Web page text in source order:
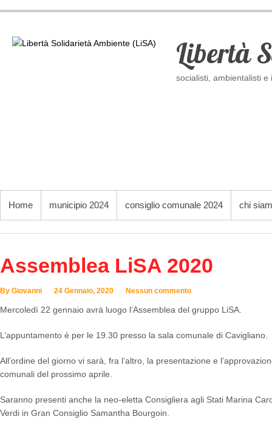
Libertà
socialisti, ambientalisti
MENU PRINCIPALE
Home municipio 2024 consiglio comunale 2024 chi
Assemblea LiSA 2020
By Giovanni 24 Gennaio, 2020 Nessun commento
Mercoledì 22 gennaio avrà luogo l’Assemblea del gruppo LiSA.
L’appuntamento è per le 19.30 presso la sala comunale di Cavigliano.
All’ordine del giorno vi sarà, fra l’altro, la presentazione e
comunali del prossimo aprile.
Saranno presenti anche la neo-eletta Consigliera agli Stati Marina
Verdi in Gran Consiglio Samantha Bourgoin.